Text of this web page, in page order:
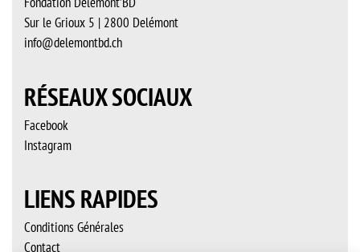
Sur le Grioux 5 | 2800 Delémont
info@delemontbd.ch
RÉSEAUX SOCIAUX
Facebook
Instagram
LIENS RAPIDES
Conditions Générales
Contact